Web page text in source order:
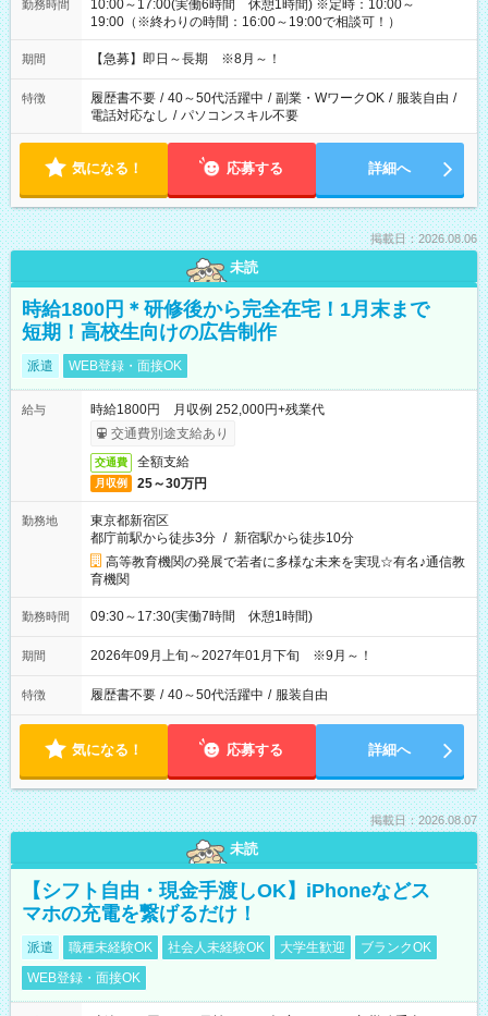
勤務時間
10:00～17:00(実働6時間 休憩1時間) ※定時：10:00～
19:00（※終わりの時間：16:00～19:00で相談可！）
期間 【急募】即日～長期 ※8月～！
特徴 履歴書不要 / 40～50代活躍中 / 副業・WワークOK / 服装自由 /
電話対応なし / パソコンスキル不要
気になる！ 応募する 詳細へ
掲載日：2026.08.06
未読
時給1800円＊研修後から完全在宅！1月末まで
短期！高校生向けの広告制作
派遣 WEB登録・面接OK
給与
時給1800円 月収例 252,000円+残業代
交通費別途支給あり
交通費 全額支給
月収例 25～30万円
勤務地
東京都新宿区
都庁前駅から徒歩3分 / 新宿駅から徒歩10分
高等教育機関の発展で若者に多様な未来を実現☆有名♪通信教
育機関
勤務時間 09:30～17:30(実働7時間 休憩1時間)
期間 2026年09月上旬～2027年01月下旬 ※9月～！
特徴 履歴書不要 / 40～50代活躍中 / 服装自由
気になる！ 応募する 詳細へ
掲載日：2026.08.07
未読
【シフト自由・現金手渡しOK】iPhoneなどス
マホの充電を繋げるだけ！
派遣 職種未経験OK 社会人未経験OK 大学生歓迎
ブランクOK
WEB登録・面接OK